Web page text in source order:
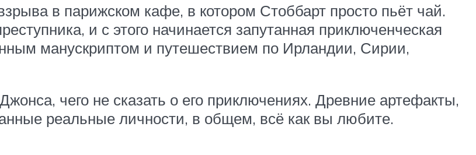
в парижском кафе, в котором Стоббарт просто пьёт чай.
и с этого начинается запутанная приключенческая
манускриптом и путешествием по Ирландии, Сирии,
чего не сказать о его приключениях. Древние артефакты,
реальные личности, в общем, всё как вы любите.